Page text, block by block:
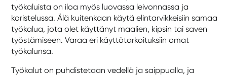
työkaluista on iloa myös luovassa leivonnassa ja
koristelussa. Älä kuitenkaan käytä elintarvikkeisiin samaa
työkalua, jota olet käyttänyt maalien, kipsin tai saven
työstämiseen. Varaa eri käyttötarkoituksiin omat
työkalunsa.
Työkalut on puhdistetaan vedellä ja saippualla, ja